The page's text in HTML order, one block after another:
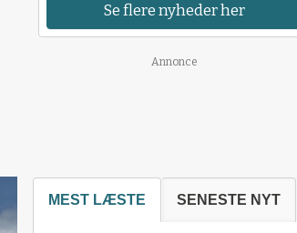
Se flere nyheder her
Annonce
MEST LÆSTE SENESTE NYT